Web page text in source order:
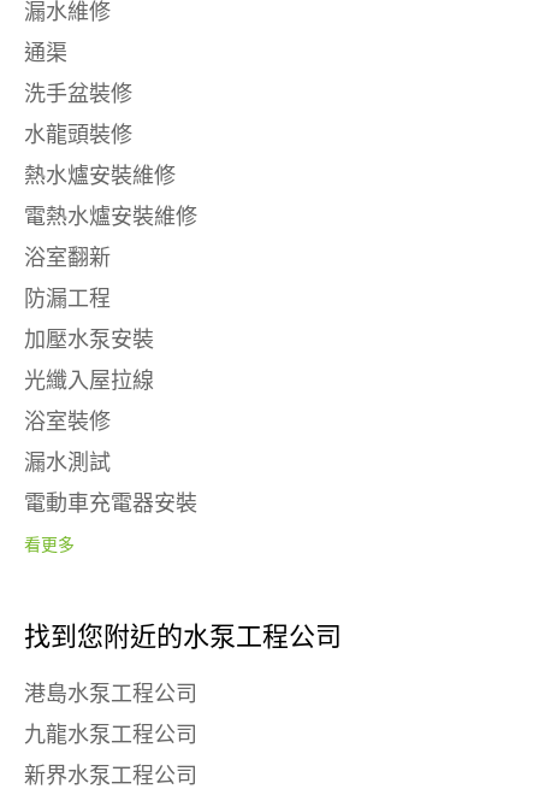
漏水維修
通渠
洗手盆裝修
水龍頭裝修
熱水爐安裝維修
電熱水爐安裝維修
浴室翻新
防漏工程
加壓水泵安裝
光纖入屋拉線
浴室裝修
漏水測試
電動車充電器安裝
看更多
找到您附近的水泵工程公司
港島水泵工程公司
九龍水泵工程公司
新界水泵工程公司